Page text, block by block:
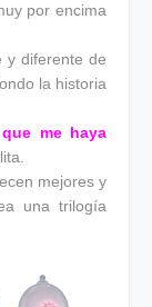
por encima
y diferente de
la historia
me haya
mejores y
una trilogía